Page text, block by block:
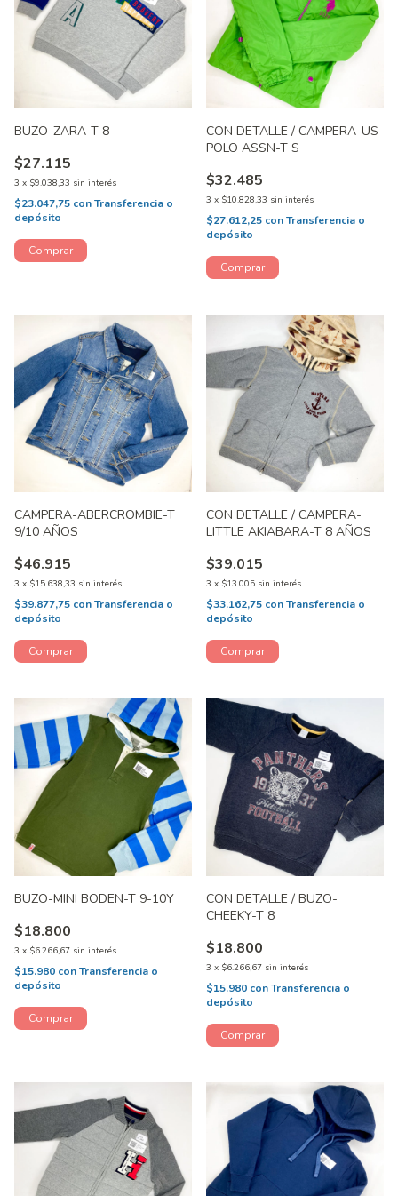
BUZO-ZARA-T 8
$27.115
3 x $9.038,33 sin interés
$23.047,75 conTransferencia o
depósito
CON DETALLE / CAMPERA-US
POLO ASSN-T S
$32.485
3 x $10.828,33 sin interés
$27.612,25 conTransferencia o
depósito
CAMPERA-ABERCROMBIE-T
9/10 AÑOS
$46.915
3 x $15.638,33 sin interés
$39.877,75 conTransferencia o
depósito
CON DETALLE / CAMPERA-
LITTLE AKIABARA-T 8 AÑOS
$39.015
3 x $13.005 sin interés
$33.162,75 conTransferencia o
depósito
BUZO-MINI BODEN-T 9-10Y
$18.800
3 x $6.266,67 sin interés
$15.980 conTransferencia o
depósito
CON DETALLE / BUZO-
CHEEKY-T 8
$18.800
3 x $6.266,67 sin interés
$15.980 conTransferencia o
depósito